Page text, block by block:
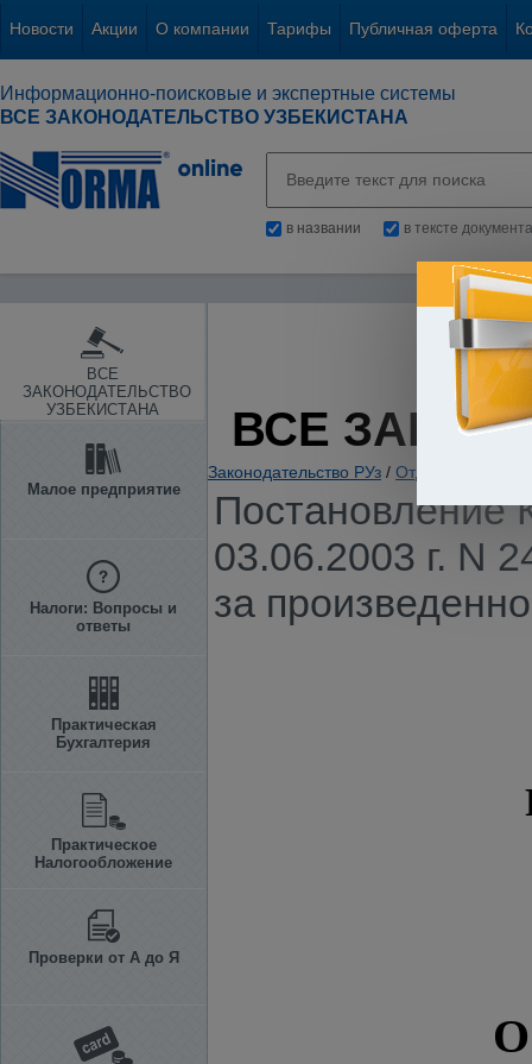
Новости Акции О компании Тарифы Публичная оферта
Информационно-поисковые и экспертные системы
ВСЕ ЗАКОНОДАТЕЛЬСТВО УЗБЕКИСТАНА
в названии в тексте документа
ВСЕ
ЗАКОНОДАТЕЛЬСТВО
УЗБЕКИСТАНА
Малое предприятие
Налоги: Вопросы и
ответы
Практическая
Бухгалтерия
Практическое
Налогообложение
Проверки от А до Я
ВСЕ
Законодательство РУз / Отдельные
Постановление
03.06.2003 г. N
за